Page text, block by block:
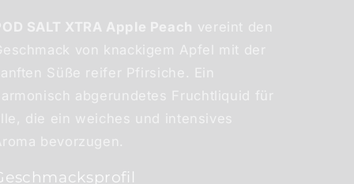
SALT XTRA Apple Peach vereint den
von knackigem Apfel mit der
Süße reifer Pfirsiche. Ein
abgerundetes Fruchtliquid für
die ein weiches und intensives
bevorzugen.